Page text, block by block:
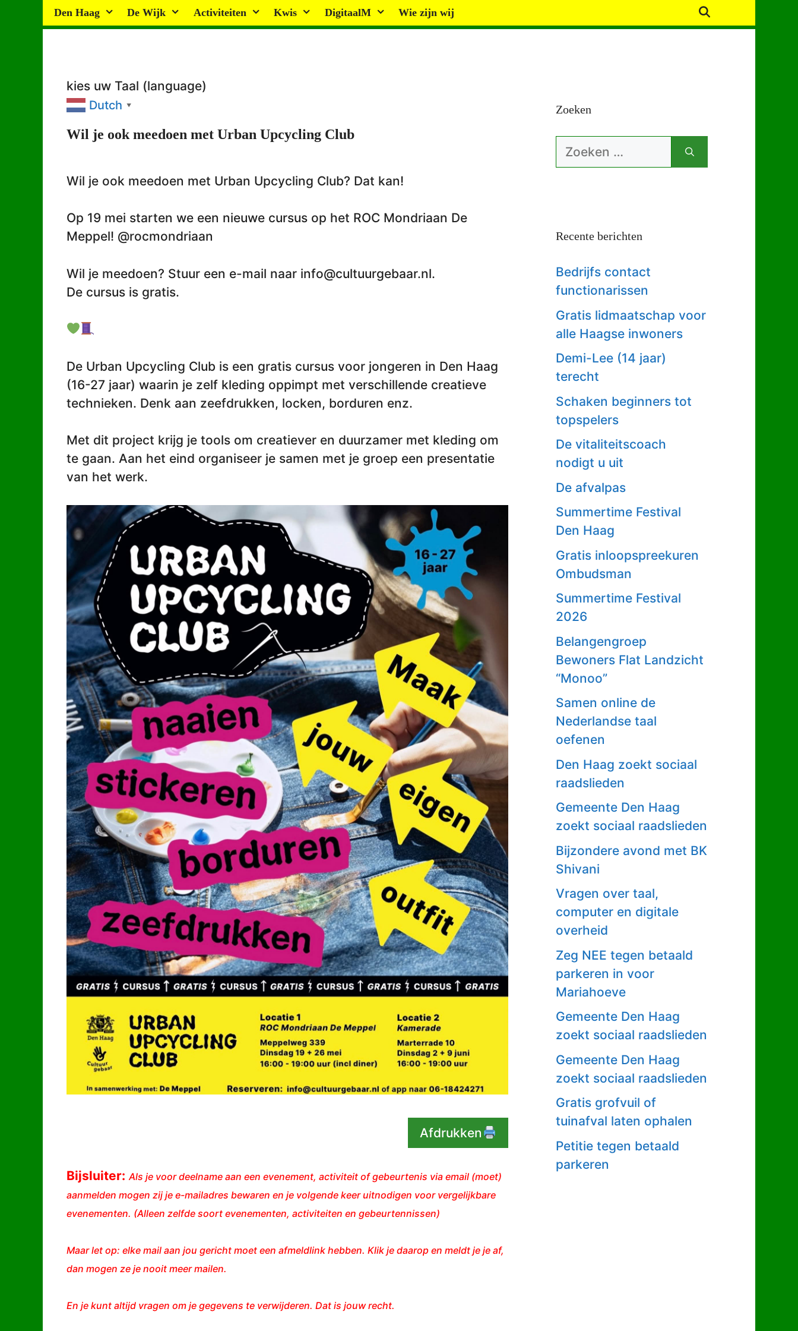
Den Haag De Wijk Activiteiten Kwis DigitaalM Wie zijn wij
kies uw Taal (language)
Dutch ▼
Wil je ook meedoen met Urban Upcycling Club
Wil je ook meedoen met Urban Upcycling Club? Dat kan!
Op 19 mei starten we een nieuwe cursus op het ROC Mondriaan De
Meppel! @rocmondriaan
Wil je meedoen? Stuur een e-mail naar info@cultuurgebaar.nl.
De cursus is gratis.
De Urban Upcycling Club is een gratis cursus voor jongeren in Den Haag
(16-27 jaar) waarin je zelf kleding oppimpt met verschillende creatieve
technieken. Denk aan zeefdrukken, locken, borduren enz.
Met dit project krijg je tools om creatiever en duurzamer met kleding om
te gaan. Aan het eind organiseer je samen met je groep een presentatie
van het werk.
Afdrukken
Bijsluiter: Als je voor deelname aan een evenement, activiteit of gebeurtenis via email (moet)
aanmelden mogen zij je e-mailadres bewaren en je volgende keer uitnodigen voor vergelijkbare
evenementen. (Alleen zelfde soort evenementen, activiteiten en gebeurtennissen)
Maar let op: elke mail aan jou gericht moet een afmeldlink hebben. Klik je daarop en meldt je je af,
dan mogen ze je nooit meer mailen.
En je kunt altijd vragen om je gegevens te verwijderen. Dat is jouw recht.
Zoeken
Zoek
naar:
Recente berichten
Bedrijfs contact
functionarissen
Gratis lidmaatschap voor
alle Haagse inwoners
Demi-Lee (14 jaar)
terecht
Schaken beginners tot
topspelers
De vitaliteitscoach
nodigt u uit
De afvalpas
Summertime Festival
Den Haag
Gratis inloopspreekuren
Ombudsman
Summertime Festival
2026
Belangengroep
Bewoners Flat Landzicht
“Monoo”
Samen online de
Nederlandse taal
oefenen
Den Haag zoekt sociaal
raadslieden
Gemeente Den Haag
zoekt sociaal raadslieden
Bijzondere avond met BK
Shivani
Vragen over taal,
computer en digitale
overheid
Zeg NEE tegen betaald
parkeren in voor
Mariahoeve
Gemeente Den Haag
zoekt sociaal raadslieden
Gemeente Den Haag
zoekt sociaal raadslieden
Gratis grofvuil of
tuinafval laten ophalen
Petitie tegen betaald
parkeren